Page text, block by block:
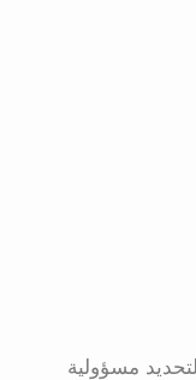
مسؤولية